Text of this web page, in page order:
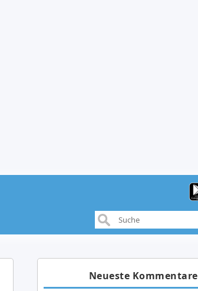
Neueste Kommentare